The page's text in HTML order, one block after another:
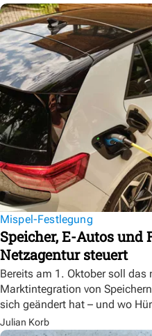
Mispel-Festlegung
Speicher, E-Autos
Netzagentur steuert
Bereits am 1. Oktober soll das
Marktintegration von
sich geändert hat – und wo
Julian Korb